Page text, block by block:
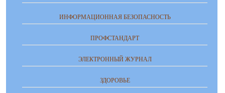
ИНФОРМАЦИОННАЯ БЕЗОПАСНОСТЬ
ПРОФСТАНДАРТ
ЭЛЕКТРОННЫЙ ЖУРНАЛ
ЗДОРОВЬЕ